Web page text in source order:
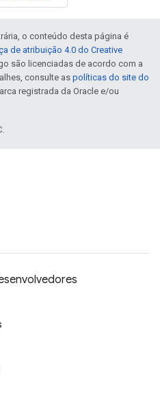
o conteúdo desta página é
de atribuição 4.0 do Creative
são licenciadas de acordo com a
consulte as políticas do site do
registrada da Oracle e/ou